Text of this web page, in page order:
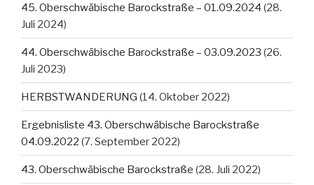
45. Oberschwäbische Barockstraße – 01.09.2024 (28.
Juli 2024)
44. Oberschwäbische Barockstraße – 03.09.2023 (26.
Juli 2023)
HERBSTWANDERUNG (14. Oktober 2022)
Ergebnisliste 43. Oberschwäbische Barockstraße
04.09.2022 (7. September 2022)
43. Oberschwäbische Barockstraße (28. Juli 2022)